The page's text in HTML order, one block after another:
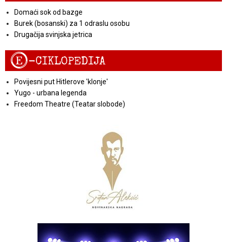
Domaći sok od bazge
Burek (bosanski) za 1 odraslu osobu
Drugačija svinjska jetrica
E-CIKLOPEDIJA
Povijesni put Hitlerove 'klonje'
Yugo - urbana legenda
Freedom Theatre (Teatar slobode)